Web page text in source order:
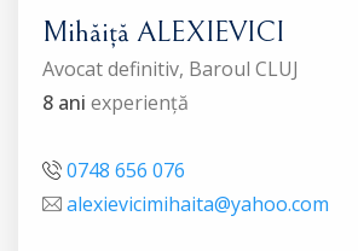
Mihăiță ALEXIEVICI
Avocat definitiv, Baroul CLUJ
8 ani experiență
0748 656 076
alexievicimihaita@yahoo.com